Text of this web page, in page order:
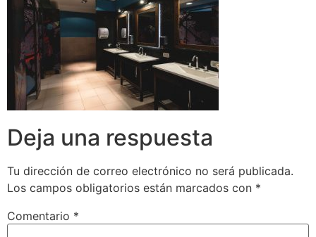
Deja una respuesta
Tu dirección de correo electrónico no será publicada.
Los campos obligatorios están marcados con *
Comentario *